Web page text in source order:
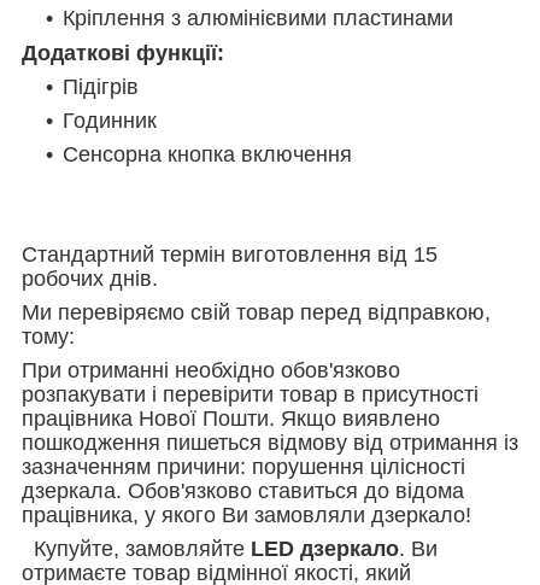
Кріплення з алюмінієвими пластинами
Додаткові функції:
Підігрів
Годинник
Сенсорна кнопка включення
Стандартний термін виготовлення від 15
робочих днів.
Ми перевіряємо свій товар перед відправкою,
тому:
При отриманні необхідно обов'язково
розпакувати і перевірити товар в присутності
працівника Нової Пошти. Якщо виявлено
пошкодження пишеться відмову від отримання із
зазначенням причини: порушення цілісності
дзеркала. Обов'язково ставиться до відома
працівника, у якого Ви замовляли дзеркало!
Купуйте, замовляйте LED дзеркало. Ви
отримаєте товар відмінної якості, який